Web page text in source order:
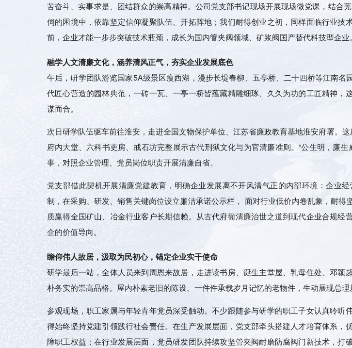
苦奋斗、实事求是、团结群众的崇高精神。公司党支部书记现场开展现场微党课，结合
伺的困境中，依靠坚定信仰凝聚队伍、开拓阵地；我们耐得创业之初，同样面临行业
前，企业才能一步步突破技术瓶颈，成长为国内管夹阀领域、矿浆阀国产替代科技型企业
融学人文清廉文化，涵养清风正气，夯实企业发展底色
午后，研学团队游览国家5A级景区瘦西湖，漫步长堤春柳、五亭桥、二十四桥等江南
代匠心营造的园林典范，一砖一瓦、一亭一桥皆蕴藏精雕细琢、久久为功的工匠精神
谋而合。
次日研学队伍驱车前往淮安，走进全国文物保护单位、江苏省廉政教育基地淮安府署。
府内大堂、六科书吏房、戒石坊完整展示古代刑狱文化与为官清廉准则。“公生明，廉生
事，对照企业管理、党员岗位职责开展清廉自省。
党支部借此契机开展清廉党建教育，明确企业发展离不开风清气正的内部环境：企业
制，在采购、研发、销售关键岗位设立廉洁承诺公示栏， 面对行业低价内卷乱象，耐得
质赢得全国矿山、冶金行业客户长期信赖。从古代府衙清廉治世之道到现代企业合规
企的价值导向。
瞻仰伟人故居，汲取为民初心，锚定企业实干使命
研学最后一站，全体人员来到周恩来故居，走进读书房、诞生主堂屋、乳母住处、邓
朴务实的崇高品格。屋内朴素老旧的陈设、一件件承载岁月记忆的老物件，生动展现总
参观现场，职工家属与年轻青年党员深受触动。不少跟随参与研学的职工子女认真聆
得始终坚持党建引领践行社会责任。在生产发展层面，党支部牵头搭建人才培育体系
障职工权益；在行业发展层面，党员研发团队持续攻坚管夹阀耐磨防腐阀门新技术，